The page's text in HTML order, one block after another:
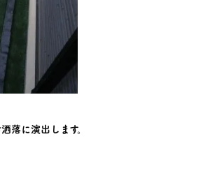
落に演出します。